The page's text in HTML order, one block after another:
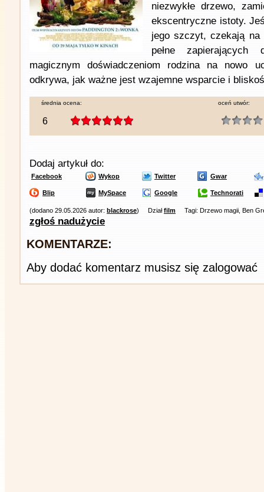
niezwykłe drzewo,
ekscentryczne istoty.
jego szczyt, czekają na
pełne zapierających
magicznym doświadczeniom rodzina na nowo
odkrywa, jak ważne jest wzajemne wsparcie i
średnia ocena:
6
oceń utwór:
Dodaj artykuł do:
Facebook Wykop Twitter Gwar
Blip MySpace Google Technorati
(dodano 29.05.2026 autor: blackrose) Działfilm Tagi: Drzewo magii, Ben
zgłoś nadużycie
KOMENTARZE:
Aby dodać komentarz musisz się zalogować